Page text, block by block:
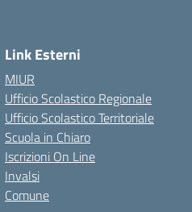
Link Esterni
MIUR
Ufficio Scolastico Regionale
Ufficio Scolastico Territoriale
Scuola in Chiaro
Iscrizioni On Line
Invalsi
Comune